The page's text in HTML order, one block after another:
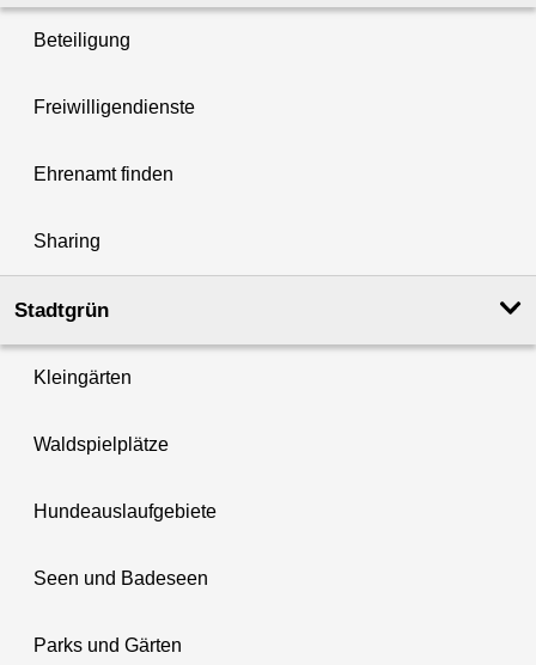
Beteiligung
Freiwilligendienste
Ehrenamt finden
Sharing
Stadtgrün
Kleingärten
Waldspielplätze
Hundeauslaufgebiete
Seen und Badeseen
Parks und Gärten